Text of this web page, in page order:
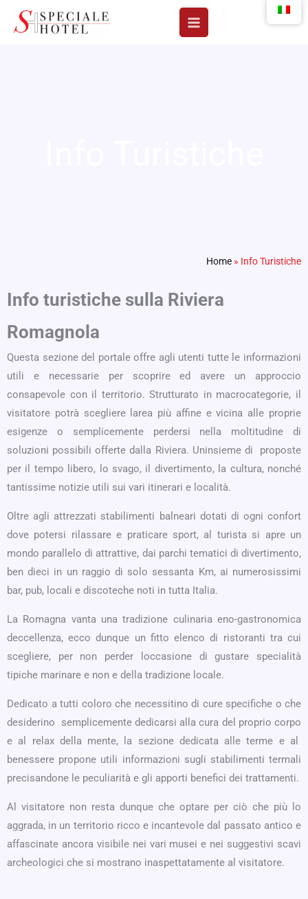
Home » Info Turistiche
Info turistiche sulla Riviera
Romagnola
Questa sezione del portale offre agli utenti tutte le informazioni
utili e necessarie per scoprire ed avere un approccio
consapevole con il territorio. Strutturato in macrocategorie, il
visitatore potrà scegliere larea più affine e vicina alle proprie
esigenze o semplicemente perdersi nella moltitudine di
soluzioni possibili offerte dalla Riviera. Uninsieme di proposte
per il tempo libero, lo svago, il divertimento, la cultura, nonché
tantissime notizie utili sui vari itinerari e località.
Oltre agli attrezzati stabilimenti balneari dotati di ogni confort
dove potersi rilassare e praticare sport, al turista si apre un
mondo parallelo di attrattive, dai parchi tematici di divertimento,
ben dieci in un raggio di solo sessanta Km, ai numerosissimi
bar, pub, locali e discoteche noti in tutta Italia.
La Romagna vanta una tradizione culinaria eno-gastronomica
deccellenza, ecco dunque un fitto elenco di ristoranti tra cui
scegliere, per non perder loccasione di gustare specialità
tipiche marinare e non e della tradizione locale.
Dedicato a tutti coloro che necessitino di cure specifiche o che
desiderino semplicemente dedicarsi alla cura del proprio corpo
e al relax della mente, la sezione dedicata alle terme e al
benessere propone utili informazioni sugli stabilimenti termali
precisandone le peculiarità e gli apporti benefici dei trattamenti.
Al visitatore non resta dunque che optare per ciò che più lo
aggrada, in un territorio ricco e incantevole dal passato antico e
affascinate ancora visibile nei vari musei e nei suggestivi scavi
archeologici che si mostrano inaspettatamente al visitatore.